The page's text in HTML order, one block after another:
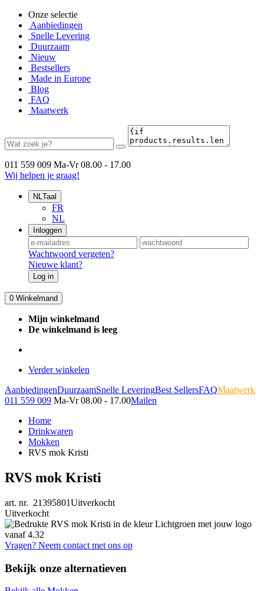
Onze selectie
Aanbiedingen
Snelle Levering
Duurzaam
Nieuw
Bestsellers
Made in Europe
Blog
FAQ
Maatwerk
011 559 009 Ma-Vr 08.00 - 17.00
Wij helpen je graag!
NLTaal
FR
NL
Inloggen
Wachtwoord vergeten?
Nieuwe klant?
Log in
0 Winkelmand
Mijn winkelmand
De winkelmand is leeg
Verder winkelen
AanbiedingenDuurzaamSnelle LeveringBest SellersFAQMaatwerk
011 559 009 Ma-Vr 08.00 - 17.00Mailen
Home
Drinkwaren
Mokken
RVS mok Kristi
RVS mok Kristi
art. nr. 21395801Uitverkocht
Uitverkocht
Vragen? Neem contact met ons op
Bekijk onze alternatieven